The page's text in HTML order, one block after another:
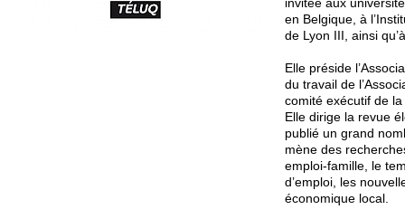
invitée aux
en Belgique, à
de Lyon III, ainsi
Elle préside
du travail de
comité exécutif de
Elle dirige la revue
publié un grand
mène des
emploi-famille, le
d’emploi, les
économique local.